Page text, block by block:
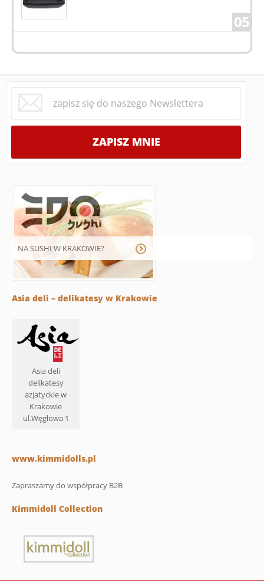
05
NA SUSHI W KRAKOWIE?
Asia deli – delikatesy w Krakowie
Asia deli
delikatesy
azjatyckie w
Krakowie
ul.Węgłowa 1
www.kimmidolls.pl
Zapraszamy do współpracy B2B
Kimmidoll Collection